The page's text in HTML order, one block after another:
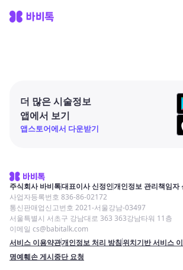
더 많은 시술정보
앱에서 보기
앱스토어에서 다운받기
주식회사 바비톡대표이사 신정인개인정보 관리책임자
사업자등록번호 836-86-02172
통신판매업신고번호 2021-서울강남-03497
서울특별시 서초구 강남대로 363 363강남타워 11층
이메일 cs@babitalk.com
서비스 이용약관개인정보 처리 방침위치기반 서비스
명예훼손 게시중단 요청